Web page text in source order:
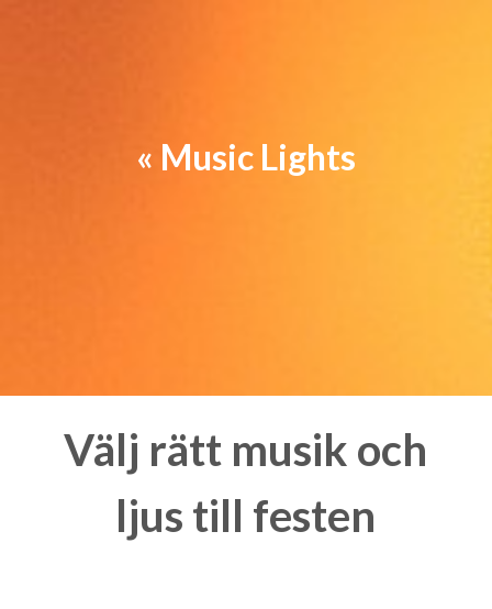
« Music Lights
Välj rätt musik och
ljus till festen